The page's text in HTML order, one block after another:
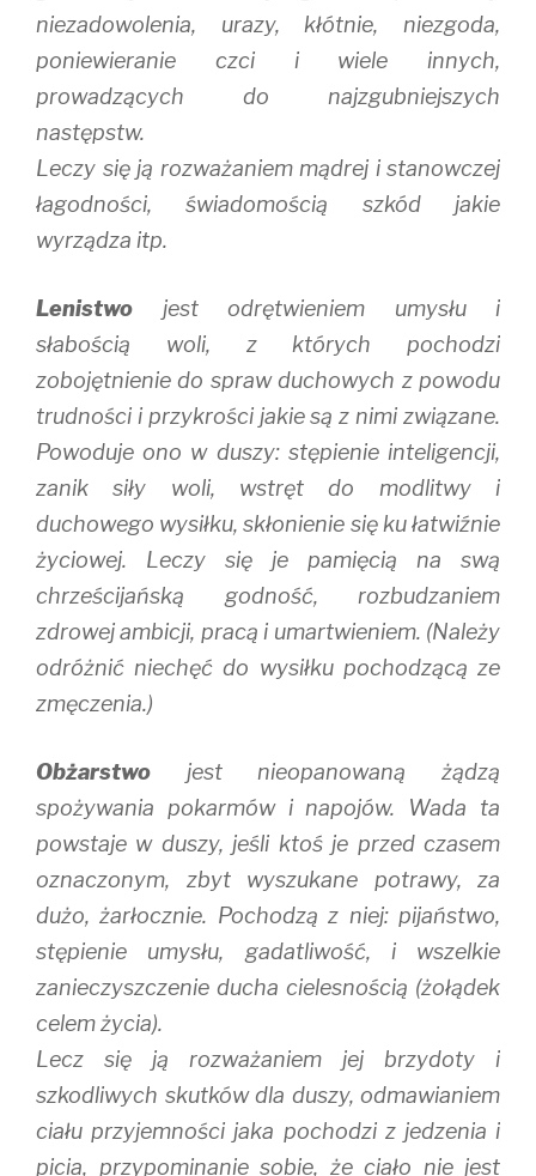
niezadowolenia, urazy, kłótnie, niezgoda,
poniewieranie czci i wiele innych,
prowadzących do najzgubniejszych
następstw.
Leczy się ją rozważaniem mądrej i stanowczej
łagodności, świadomością szkód jakie
wyrządza itp.
Lenistwo jest odrętwieniem umysłu i
słabością woli, z których pochodzi
zobojętnienie do spraw duchowych z powodu
trudności i przykrości jakie są z nimi związane.
Powoduje ono w duszy: stępienie inteligencji,
zanik siły woli, wstręt do modlitwy i
duchowego wysiłku, skłonienie się ku łatwiźnie
życiowej. Leczy się je pamięcią na swą
chrześcijańską godność, rozbudzaniem
zdrowej ambicji, pracą i umartwieniem. (Należy
odróżnić niechęć do wysiłku pochodzącą ze
zmęczenia.)
Obżarstwo jest nieopanowaną żądzą
spożywania pokarmów i napojów. Wada ta
powstaje w duszy, jeśli ktoś je przed czasem
oznaczonym, zbyt wyszukane potrawy, za
dużo, żarłocznie. Pochodzą z niej: pijaństwo,
stępienie umysłu, gadatliwość, i wszelkie
zanieczyszczenie ducha cielesnością (żołądek
celem życia).
Lecz się ją rozważaniem jej brzydoty i
szkodliwych skutków dla duszy, odmawianiem
ciału przyjemności jaka pochodzi z jedzenia i
picia, przypominanie sobie, że ciało nie jest